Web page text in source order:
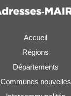
Accueil
Régions
Départements
Communes nouvelles